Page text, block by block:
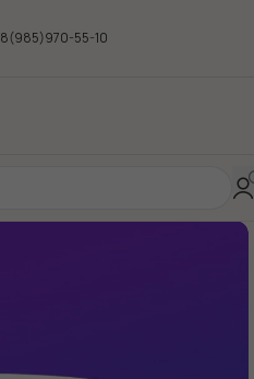
8(985)970-55-10